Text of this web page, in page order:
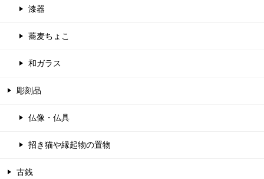
漆器
蕎麦ちょこ
和ガラス
彫刻品
仏像・仏具
招き猫や縁起物の置物
古銭